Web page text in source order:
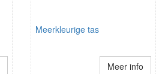
Meerkleurige tas
Meer info